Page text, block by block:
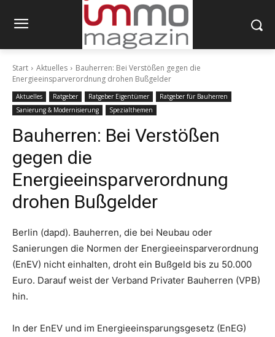
Start Aktuelles
Bauherren: Bei Verstößen gegen die
Energieeinsparverordnung drohen Bußgelder
Aktuelles Ratgeber Ratgeber Eigentümer
Ratgeber für Bauherren
Sanierung & Modernisierung
Spezialthemen
Bauherren: Bei Verstößen
gegen die
Energieeinsparverordnung
drohen Bußgelder
Berlin (dapd). Bauherren, die bei Neubau oder
Sanierungen die Normen der Energieeinsparverordnung
(EnEV) nicht einhalten, droht ein Bußgeld bis zu 50.000
Euro. Darauf weist der Verband Privater Bauherren (VPB)
hin.
In der EnEV und im Energieeinsparungsgesetz (EnEG)